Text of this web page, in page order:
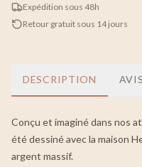
Expédition sous 48h
Retour gratuit sous 14 jours
DESCRIPTION AVIS
Conçu et imaginé dans nos
été dessiné avec la maison
argent massif.